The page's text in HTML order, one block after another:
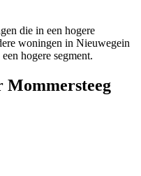
die in een hogere
woningen in Nieuwegein
hogere segment.
Mommersteeg